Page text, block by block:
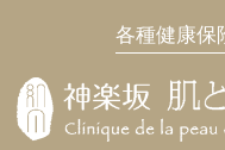
各種健康保